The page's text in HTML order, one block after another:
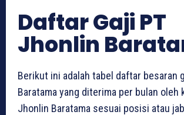
Daftar Gaji PT
Jhonlin
Berikut ini adalah tabel daftar besaran
Baratama yang diterima per bulan oleh
Jhonlin Baratama sesuai posisi atau